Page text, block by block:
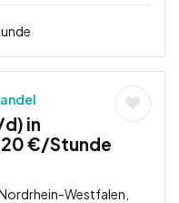
in
€/Stunde
Westfalen,